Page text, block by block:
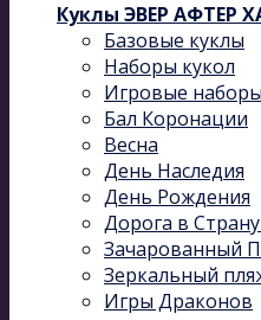
Куклы ЭВЕР АФТЕР
Базовые куклы
Наборы кукол
Игровые наборы
Бал Коронации
Весна
День Наследия
День Рождения
Дорога в
Зачарованный
Зеркальный
Игры Драконов